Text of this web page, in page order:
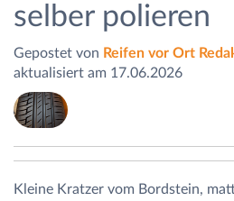
selber polieren
Gepostet von Reifen vor Ort
aktualisiert am 17.06.2026
Kleine Kratzer vom Bordstein,